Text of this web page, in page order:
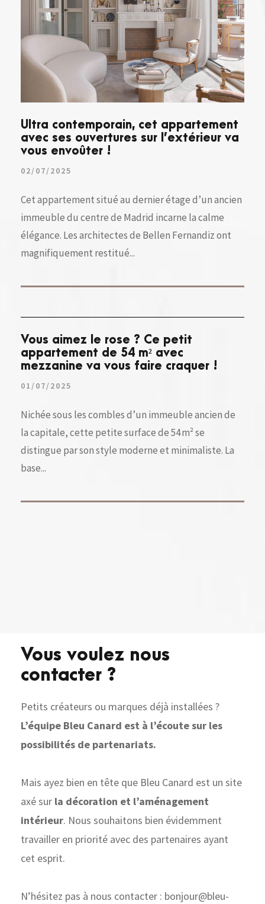
Ultra contemporain, cet appartement
avec ses ouvertures sur l’extérieur va
vous envoûter !
02/07/2025
Cet appartement situé au dernier étage d’un ancien
immeuble du centre de Madrid incarne la calme
élégance. Les architectes de Bellen Fernandiz ont
magnifiquement restitué...
Vous aimez le rose ? Ce petit
appartement de 54 m² avec
mezzanine va vous faire craquer !
01/07/2025
Nichée sous les combles d’un immeuble ancien de
la capitale, cette petite surface de 54 m² se
distingue par son style moderne et minimaliste. La
base...
Vous voulez nous
contacter ?
Petits créateurs ou marques déjà installées ?
L’équipe Bleu Canard est à l’écoute sur les
possibilités de partenariats.
Mais ayez bien en tête que Bleu Canard est un site
axé sur la décoration et l’aménagement
intérieur. Nous souhaitons bien évidemment
travailler en priorité avec des partenaires ayant
cet esprit.
N’hésitez pas à nous contacter : bonjour@bleu-